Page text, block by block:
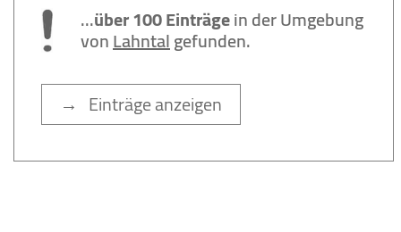
...über 100 Einträgein der Umgebung
vonLahntalgefunden.
→ Einträge anzeigen